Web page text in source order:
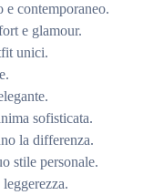
contemporaneo.
e glamour.
unici.
sofisticata.
la differenza.
stile personale.